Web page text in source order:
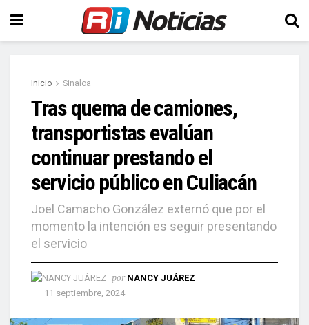
Inicio Sinaloa
Tras quema de camiones,
transportistas evalúan
continuar prestando el
servicio público en Culiacán
Joel Camacho González externó que por el
momento la intención es seguir presentando
el servicio
por NANCY JUÁREZ
11 septiembre, 2024